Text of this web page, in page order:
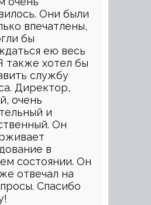
Они были
впечатлены,
бы
ею весь
также хотел бы
службу
Директор,
очень
и
Он
в
состоянии. Он
отвечал на
Спасибо